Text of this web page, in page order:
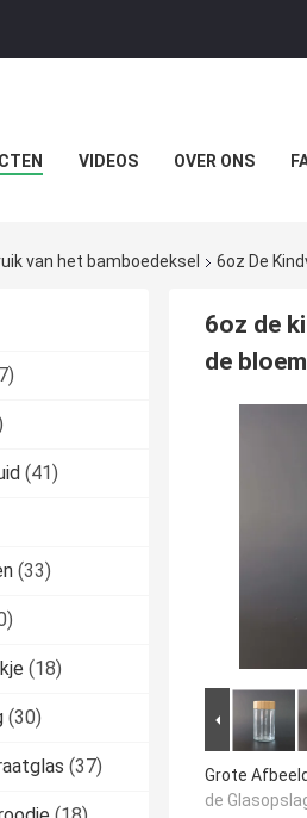
VIDEOS OVER ONS
van het bamboedeksel 6oz De
(41)
(33)
(18)
(30)
(37)
6oz de
de bloem
Grote
de